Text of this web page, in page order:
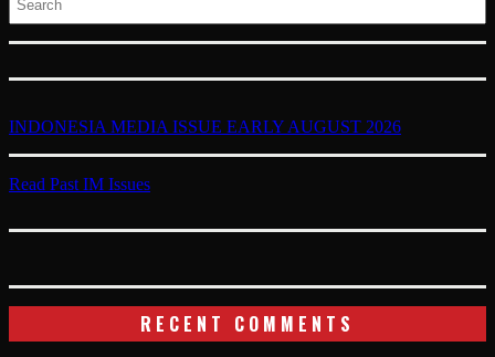
INDONESIA MEDIA ISSUE EARLY AUGUST 2026
Read Past IM Issues
RECENT COMMENTS